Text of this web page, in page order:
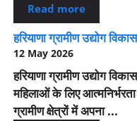
Read more
हरियाणा ग्रामीण उद्योग
12 May 2026
हरियाणा ग्रामीण उद्योग
महिलाओं के लिए
ग्रामीण क्षेत्रों में अपना ...